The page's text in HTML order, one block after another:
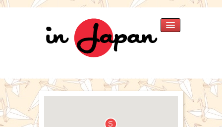
Verhalen »
Japan 2025